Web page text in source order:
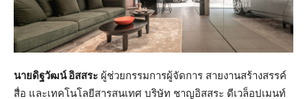
นายดิฐวัฒน์ อิสสระ ผู้ช่วยกรรมการผู้จัดการ สายงานสร้างสรรค์
สื่อ และเทคโนโลยีสารสนเทศ บริษัท ชาญอิสสระ ดีเวล็อปเมนท์